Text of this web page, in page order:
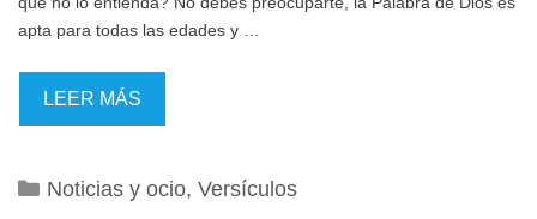
apta para todas las edades y …
LEER MÁS
Categorías
Noticias y ocio, Versículos